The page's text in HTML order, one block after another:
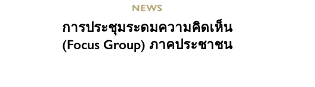
NEWS
การประชุมระดมความคิดเห็น
(Focus Group) ภาคประชาชน